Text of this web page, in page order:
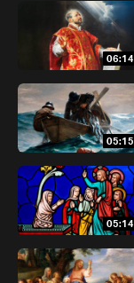
06:14
05:15
05:14